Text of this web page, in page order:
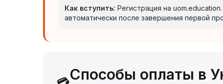
Как вступить: Регистрация на
автоматически после завершения первой
Способы оплаты в